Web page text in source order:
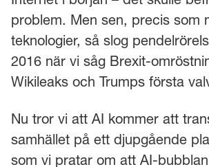
problem. Men sen, precis som
teknologier, så slog
2016 när vi såg Brexit-
Wikileaks och Trumps första
Nu tror vi att AI kommer att
samhället på ett djupgående
som vi pratar om att AI-